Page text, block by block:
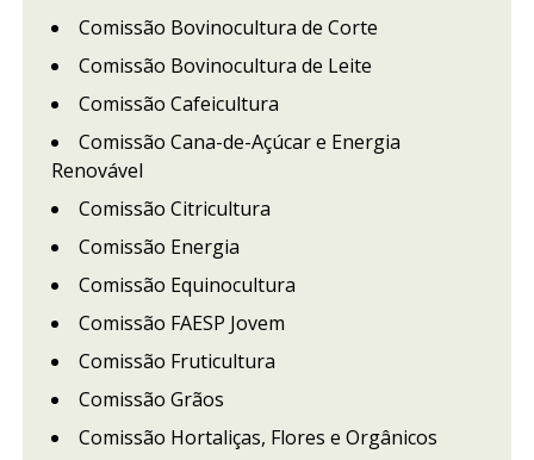
Comissão Bovinocultura de Corte
Comissão Bovinocultura de Leite
Comissão Cafeicultura
Comissão Cana-de-Açúcar e Energia
Renovável
Comissão Citricultura
Comissão Energia
Comissão Equinocultura
Comissão FAESP Jovem
Comissão Fruticultura
Comissão Grãos
Comissão Hortaliças, Flores e Orgânicos